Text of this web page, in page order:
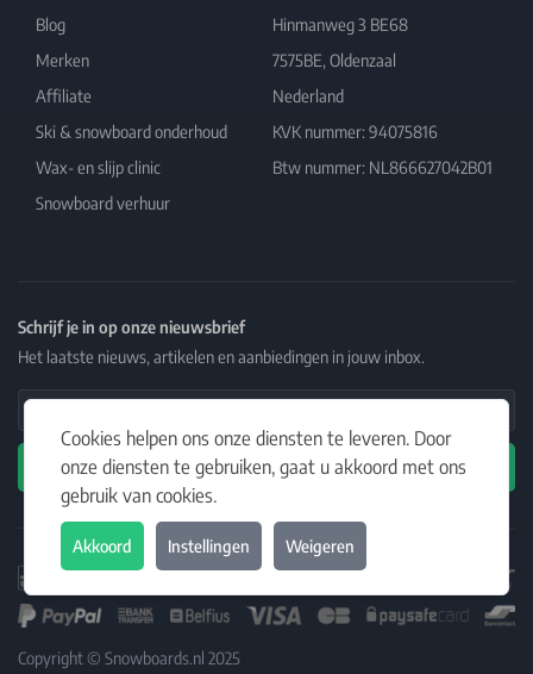
Cookies helpen ons onze diensten te leveren. Door
onze diensten te gebruiken, gaat u akkoord met ons
gebruik van cookies.
Akkoord Instellingen Weigeren
Blog
Merken
Affiliate
Ski & snowboard onderhoud
Wax- en slijp clinic
Snowboard verhuur
Hinmanweg 3 BE68
7575BE, Oldenzaal
Nederland
KVK nummer: 94075816
Btw nummer: NL866627042B01
Schrijf je in op onze nieuwsbrief
Het laatste nieuws, artikelen en aanbiedingen in jouw inbox.
Email Address
Abonneren
Copyright © Snowboards.nl 2025